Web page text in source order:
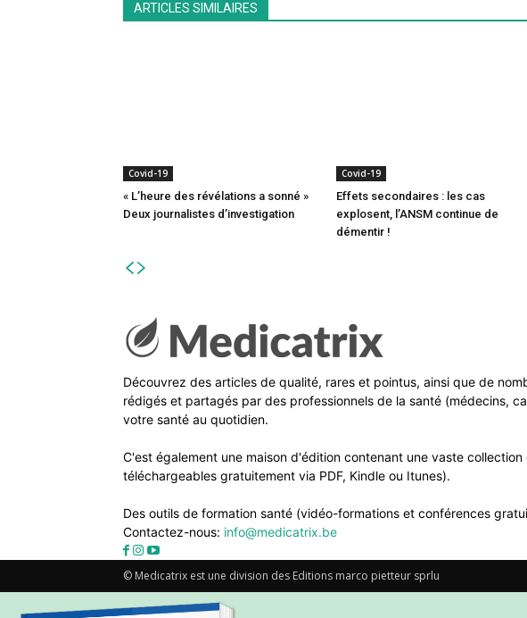
ARTICLES SIMILAIRES
Covid-19
« L’heure des révélations a sonné »
Deux journalistes d’investigation
Covid-19
Effets secondaires : les cas
explosent, l’ANSM continue de
démentir !
Découvrez des articles de qualité, rares et pointus, ainsi que de
rédigés et partagés par des professionnels de la santé (médecins,
votre santé au quotidien.
C'est également une maison d'édition contenant une vaste
téléchargeables gratuitement via PDF, Kindle ou Itunes).
Des outils de formation santé (vidéo-formations et conférences
Contactez-nous: info@medicatrix.be
© Medicatrix est une division des Editions marco pietteur sprlu